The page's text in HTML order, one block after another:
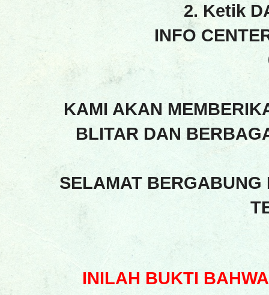
2. Ketik
INFO
KAMI AKAN
BLITAR DAN
SELAMAT
INILAH BUKTI